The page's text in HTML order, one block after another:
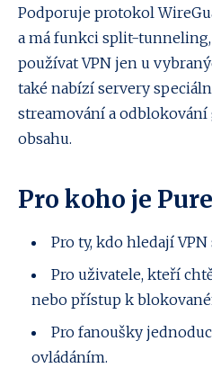
Podporuje protokol
a má funkci split-
používat VPN jen u
také nabízí servery
streamování a
obsahu.
Pro koho je
Pro ty, kdo hledají
Pro uživatele, kteří
nebo přístup k
Pro fanoušky
ovládáním.